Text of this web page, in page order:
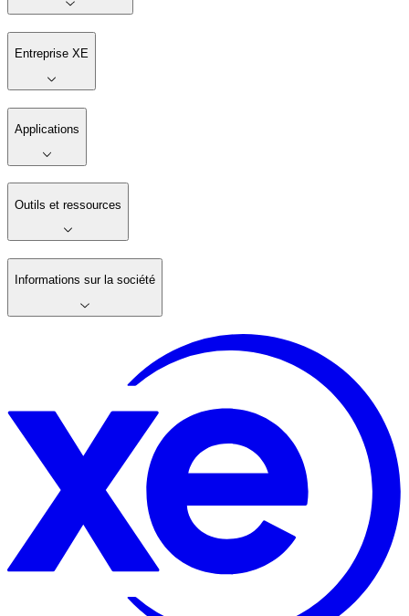
Entreprise XE
Applications
Outils et ressources
Informations sur la société